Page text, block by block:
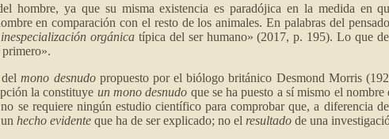
hombre, ya que su misma existencia es paradójica en la medida en
en comparación con el resto de los animales. En palabras del
inespecialización orgánicatípica del ser humano» (2017, p. 195). Lo que
delmono desnudopropuesto por el biólogo británico Desmond Morris
la constituye un mono desnudo que se ha puesto a sí mismo el
se requiere ningún estudio científico para comprobar que, a diferencia
hecho evidente que ha de ser explicado; no el resultado de una